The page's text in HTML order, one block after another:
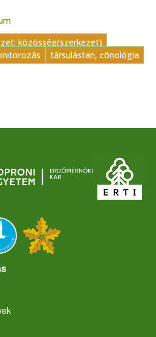
közösség(szerkezet)
társulástan, cönológia